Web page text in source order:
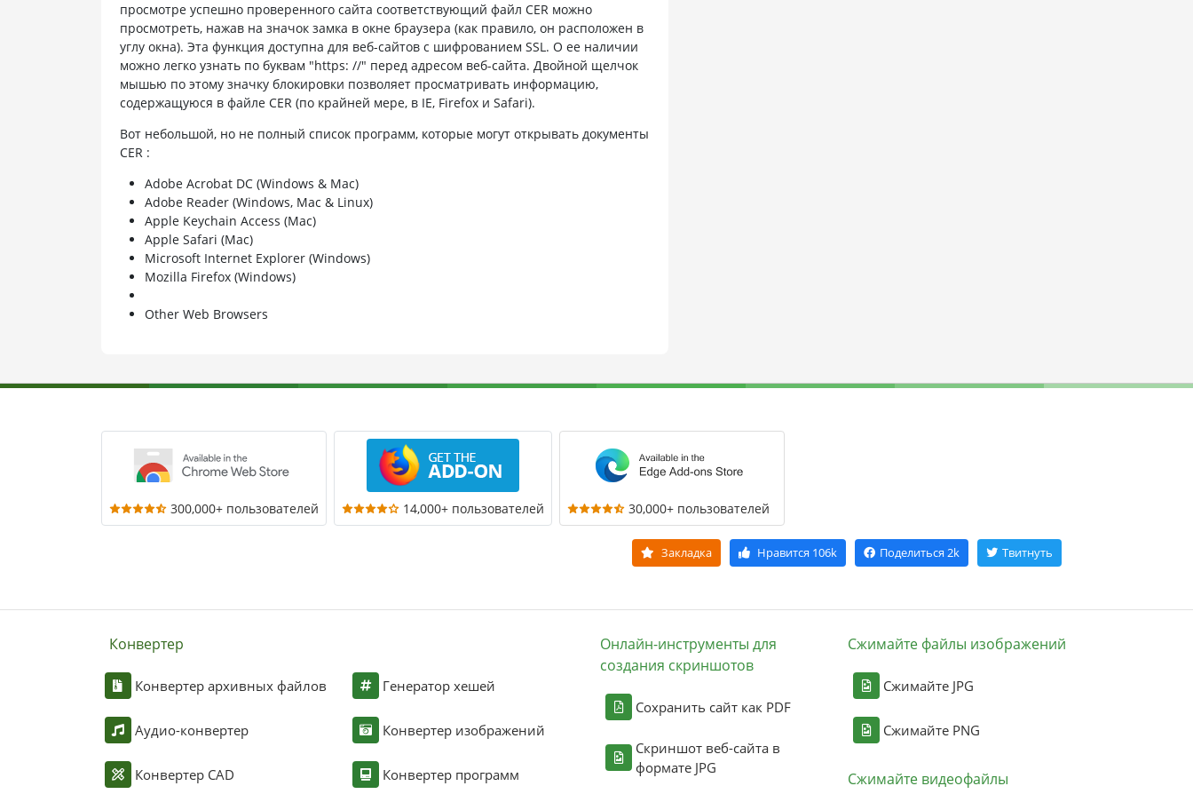
просмотре успешно проверенного сайта соответствующий файл CER можно
просмотреть, нажав на значок замка в окне браузера (как правило, он расположен в
углу окна). Эта функция доступна для веб-сайтов с шифрованием SSL. О ее наличии
можно легко узнать по буквам "https: //" перед адресом веб-сайта. Двойной щелчок
мышью по этому значку блокировки позволяет просматривать информацию,
содержащуюся в файле CER (по крайней мере, в IE, Firefox и Safari).
Вот небольшой, но не полный список программ, которые могут открывать документы
CER :
Adobe Acrobat DC (Windows & Mac)
Adobe Reader (Windows, Mac & Linux)
Apple Keychain Access (Mac)
Apple Safari (Mac)
Microsoft Internet Explorer (Windows)
Mozilla Firefox (Windows)
Other Web Browsers
300,000+ пользователей 14,000+ пользователей 30,000+ пользователей
Закладка Нравится 106k Поделиться 2k Твитнуть
Конвертер
Конвертер архивных файлов
Аудио-конвертер
Конвертер CAD
Генератор хешей
Конвертер изображений
Конвертер программ
Онлайн-инструменты для
создания скриншотов
Сохранить сайт как PDF
Скриншот веб-сайта в
формате JPG
Сжимайте файлы изображений
Сжимайте JPG
Сжимайте PNG
Сжимайте видеофайлы